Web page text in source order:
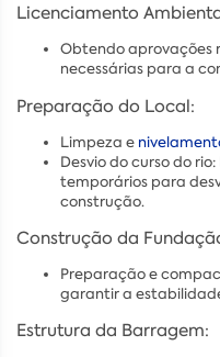
Licenciamento
Obtendo aprovações
necessárias para a
Preparação do Local:
Limpeza e
Desvio do curso do
temporários para
construção.
Construção da
Preparação e
garantir a
Estrutura da Barragem: